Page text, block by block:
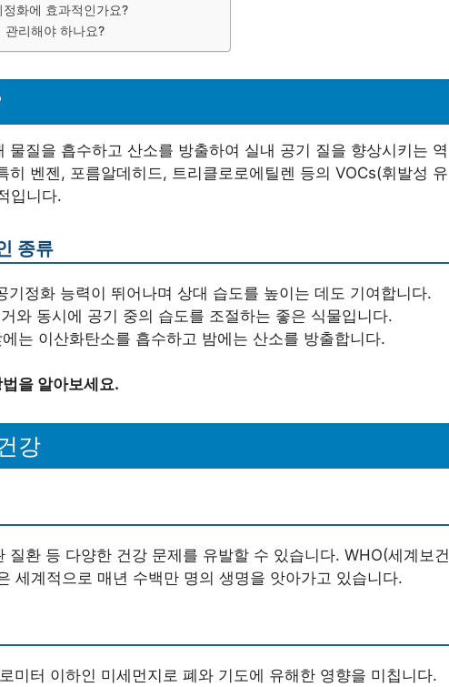
화에 효과적인가요?
리해야 하나요?
물질을 흡수하고 산소를 방출하여 실내 공기 질을 향상시키는 역
히 벤젠, 포름알데히드, 트리클로로에틸렌 등의 VOCs(휘발성 유
입니다.
종류
기정화 능력이 뛰어나며 상대 습도를 높이는 데도 기여합니다.
와 동시에 공기 중의 습도를 조절하는 좋은 식물입니다.
는 이산화탄소를 흡수하고 밤에는 산소를 방출합니다.
을 알아보세요.
강
질환 등 다양한 건강 문제를 유발할 수 있습니다. WHO(세계보건
세계적으로 매년 수백만 명의 생명을 앗아가고 있습니다.
미터 이하인 미세먼지로 폐와 기도에 유해한 영향을 미칩니다.